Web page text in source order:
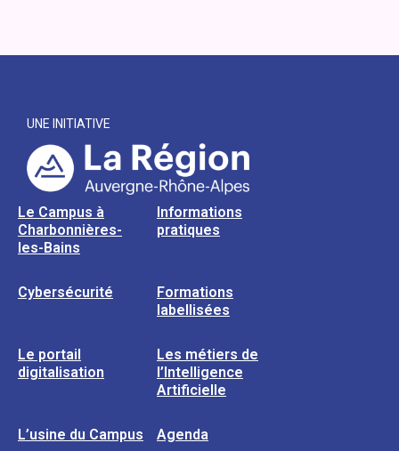
UNE INITIATIVE
Le Campus à
Charbonnières-
les-Bains
Informations
pratiques
Cybersécurité
Formations
labellisées
Le portail
digitalisation
Les métiers de
l’Intelligence
Artificielle
L’usine du Campus Agenda